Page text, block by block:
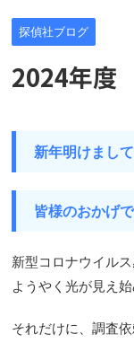
探偵社ブログ
2024年度
新年明けまし
皆様のおかげ
新型コロナウイル
ようやく光が見え
それだけに、調査